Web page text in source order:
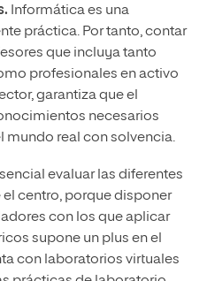
Informática es una
práctica. Por tanto, contar
que incluya tanto
profesionales en activo
garantiza que el
necesarios
mundo real con solvencia.
evaluar las diferentes
centro, porque disponer
con los que aplicar
supone un plus en el
con laboratorios virtuales